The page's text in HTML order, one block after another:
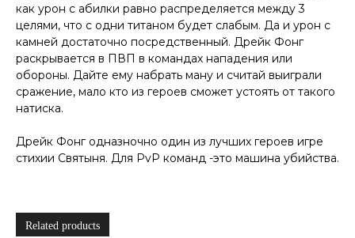
как урон с абилки равно распределяется между 3
целями, что с одни титаном будет слабым. Да и урон с
камней достаточно посредственный. Дрейк Фонг
раскрывается в ПВП в командах нападения или
обороны. Дайте ему набрать ману и считай выиграли
сражение, мало кто из героев сможет устоять от такого
натиска.
Дрейк Фонг одназночно один из лучших героев игре
стихии Святыня. Для PvP команд -это машина убийства.
Related products